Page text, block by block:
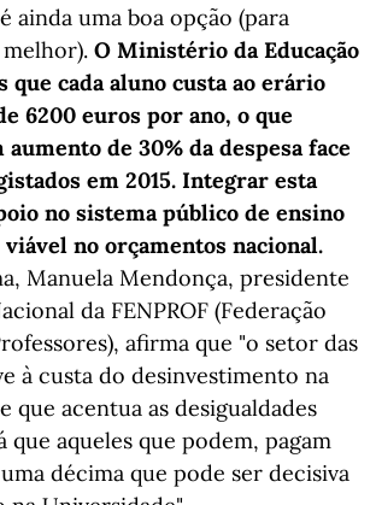
ainda uma boa opção (para
O Ministério da Educação
que cada aluno custa ao erário
6200 euros por ano, o que
de 30% da despesa face
em 2015. Integrar esta
no sistema público de ensino
viável no orçamentos nacional.
Manuela Mendonça, presidente
da FENPROF (Federação
afirma que "o setor das
à custa do desinvestimento na
que acentua as desigualdades
que aqueles que podem, pagam
décima que pode ser decisiva